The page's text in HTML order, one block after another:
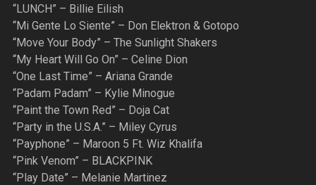
“LUNCH” – Billie Eilish
“Mi Gente Lo Siente” – Don Elektron & Gotopo
“Move Your Body” – The Sunlight Shakers
“My Heart Will Go On” – Celine Dion
“One Last Time” – Ariana Grande
“Padam Padam” – Kylie Minogue
“Paint the Town Red” – Doja Cat
“Party in the U.S.A.” – Miley Cyrus
“Payphone” – Maroon 5 Ft. Wiz Khalifa
“Pink Venom” – BLACKPINK
“Play Date” – Melanie Martinez